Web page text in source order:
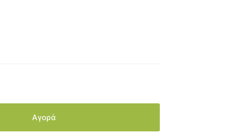
Αγορά